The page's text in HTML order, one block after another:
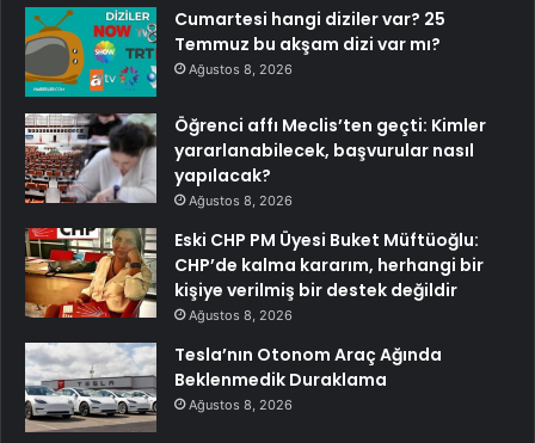
Cumartesi hangi diziler var? 25
Temmuz bu akşam dizi var mı?
Ağustos 8, 2026
Öğrenci affı Meclis’ten geçti: Kimler
yararlanabilecek, başvurular nasıl
yapılacak?
Ağustos 8, 2026
Eski CHP PM Üyesi Buket Müftüoğlu:
CHP’de kalma kararım, herhangi bir
kişiye verilmiş bir destek değildir
Ağustos 8, 2026
Tesla’nın Otonom Araç Ağında
Beklenmedik Duraklama
Ağustos 8, 2026